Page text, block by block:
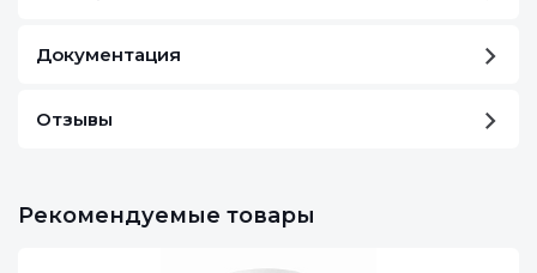
Документация
Отзывы
Рекомендуемые товары